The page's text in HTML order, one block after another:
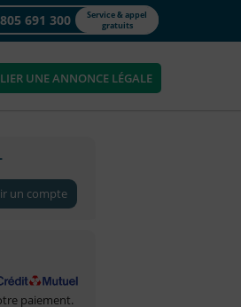
691 300
Service & appel
gratuits
UNE ANNONCE LÉGALE
un compte
paiement.